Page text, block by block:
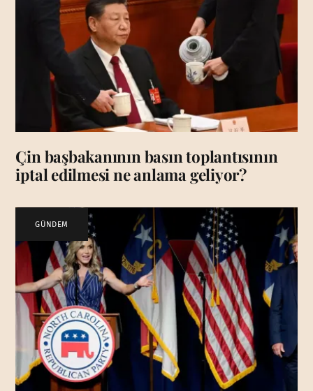
Çin başbakanının basın toplantısının
iptal edilmesi ne anlama geliyor?
GÜNDEM